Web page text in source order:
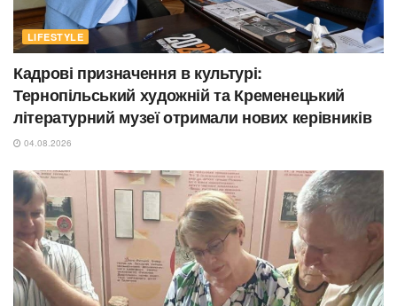
LIFESTYLE
Кадрові призначення в культурі:
Тернопільський художній та Кременецький
літературний музеї отримали нових керівників
04.08.2026